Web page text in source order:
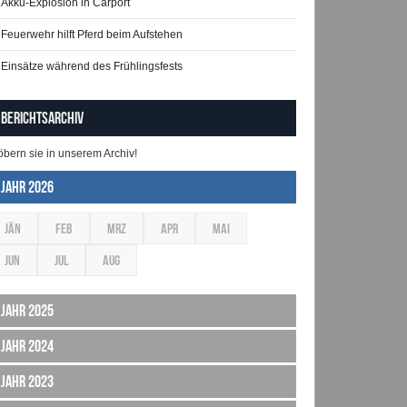
Akku-Explosion in Carport
Feuerwehr hilft Pferd beim Aufstehen
Einsätze während des Frühlingsfests
Berichtsarchiv
sie in unserem Archiv!
Jahr 2026
JÄN FEB MRZ APR MAI
JUN JUL AUG
Jahr 2025
Jahr 2024
Jahr 2023